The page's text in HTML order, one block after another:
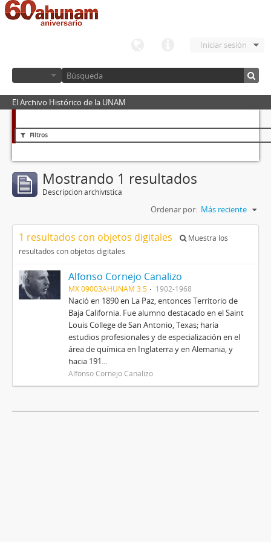
Iniciar sesión
El Archivo Histórico de la UNAM
Filtros
Mostrando 1 resultados
Descripción archivística
Ordenar por: Más reciente
1 resultados con objetos digitales
Muestra los
resultados con objetos digitales
Alfonso Cornejo Canalizo
MX 09003AHUNAM 3.5 1902-1968
Nació en 1890 en La Paz, entonces Territorio de
Baja California. Fue alumno destacado en el Saint
Louis College de San Antonio, Texas; haría
estudios profesionales y de especialización en el
área de química en Inglaterra y en Alemania, y
hacia 191...
Alfonso Cornejo Canalizo